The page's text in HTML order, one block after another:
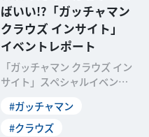
ばいい!?「ガッチャマン
クラウズ インサイト」
イベントレポート
「ガッチャマン クラウズ イン
サイト」スペシャルイベント
ルで開催されま
#ガッチャマン
#クラウズ